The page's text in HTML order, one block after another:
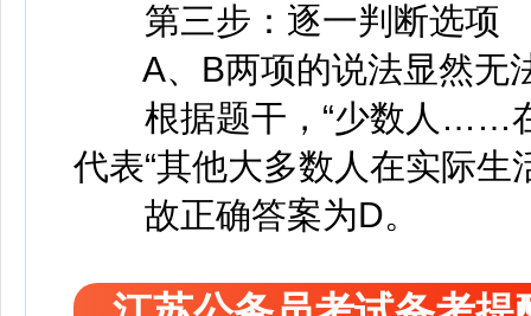
第三步：逐一判断选项
A、B两项的说法显然无
根据题干，“少数人……在
代表“其他大多数人在实际生
故正确答案为D。